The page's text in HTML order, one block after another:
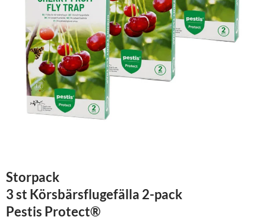
Storpack
3 st Körsbärsflugefälla 2-pack
Pestis Protect®